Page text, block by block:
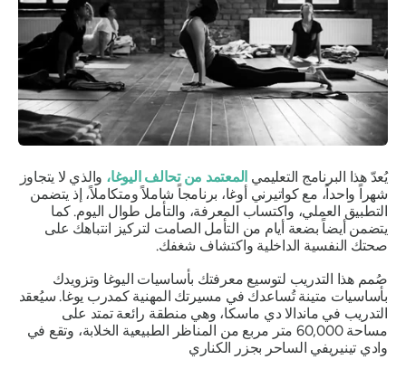
يُعدّ هذا البرنامج التعليمي المعتمد من تحالف اليوغا،والذي لا يتجاوز
شهراً واحداً، مع كواتيرني أوغا، برنامجاً شاملاً ومتكاملاً، إذ يتضمن
التطبيق العملي، واكتساب المعرفة، والتأمل طوال اليوم. كما
يتضمن أيضاً بضعة أيام من التأمل الصامت لتركيز انتباهك على
صحتك النفسية الداخلية واكتشاف شغفك.
صُمم هذا التدريب لتوسيع معرفتك بأساسيات اليوغا وتزويدك
بأساسيات متينة تُساعدك في مسيرتك المهنية كمدرب يوغا. سيُعقد
التدريب في ماندالا دي ماسكا، وهي منطقة رائعة تمتد على
مساحة 60,000 متر مربع من المناظر الطبيعية الخلابة، وتقع في
وادي تينيريفي الساحر بجزر الكناري